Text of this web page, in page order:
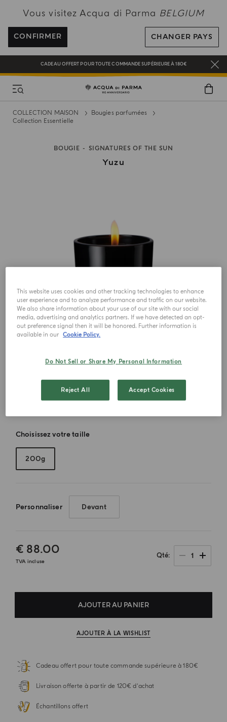
Vous visitez Acqua di Parma BELGIUM
CONFIRMER CHANGER PAYS
NEW IN: BERGAMOTTO LA SPUGNATURA
INSCRIVEZ-VOUS ET PROFITEZ DE NOS AVANTAGES
CADEAU OFFERT POUR TOUTE COMMANDE SUPÉRIEURE À 180€
COLLECTION MAISON
Bougies parfumées
Collection Essentielle
BOUGIE SIGNATURES OF THE SUN
Yuzu
Choisissez votre taille
200g
Personnaliser Devant
€ 88.00
TVA incluse
Qté 1
AJOUTER AU PANIER
AJOUTER À LA WISHLIST
Cadeau offert pour toute commande supérieure à 180€
Livraison offerte à partir de 120€ d'achat
Échantillons offert
This website uses cookies and other tracking technologies to enhance
user experience and to analyze performance and traffic on our website.
We also share information about your use of our site with our social
media, advertising and analytics partners. If we have detected an opt-
out preference signal then it will be honored. Further information is
available in our Cookie Policy.
Do Not Sell or Share My Personal Information
Reject All Accept Cookies